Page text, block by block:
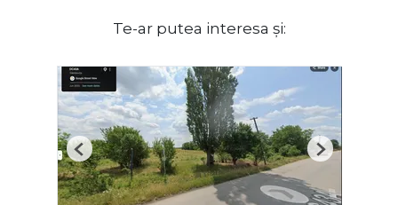
Te-ar putea interesa și:
Previous Next